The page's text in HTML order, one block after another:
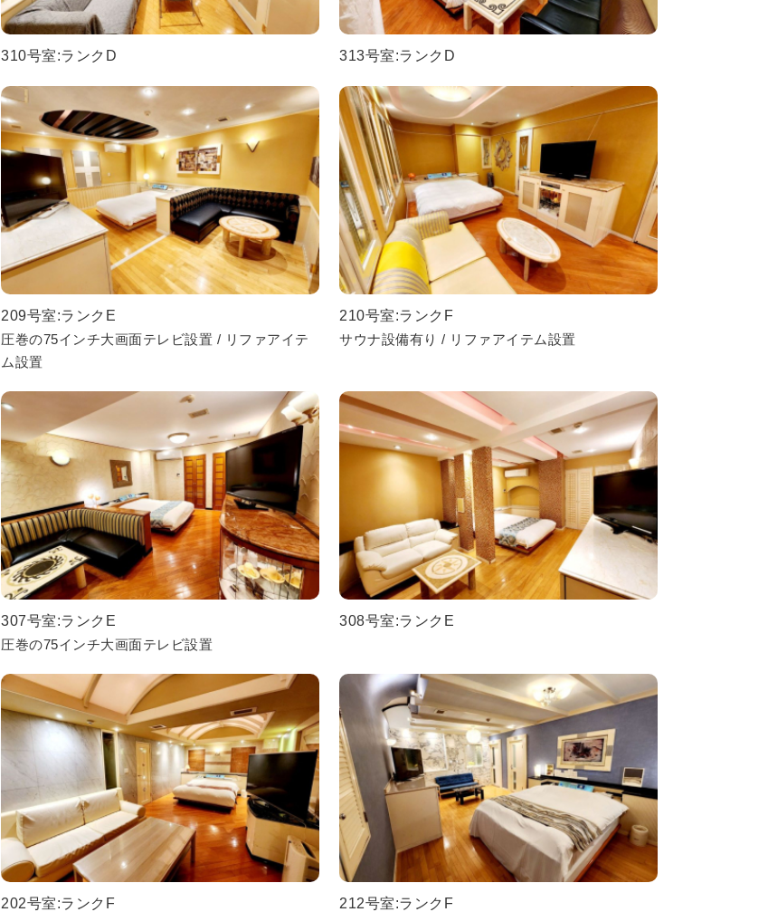
310号室:ランクD 313号室:ランクD
209号室:ランクE
圧巻の75インチ大画面テレビ設置 / リファアイテ
ム設置
210号室:ランクF
サウナ設備有り / リファアイテム設置
307号室:ランクE
圧巻の75インチ大画面テレビ設置
308号室:ランクE
202号室:ランクF
212号室:ランクF